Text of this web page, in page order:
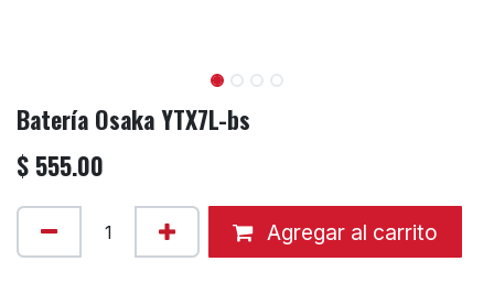
Batería Osaka YTX7L-bs
$ 555.00
Agregar al carrito